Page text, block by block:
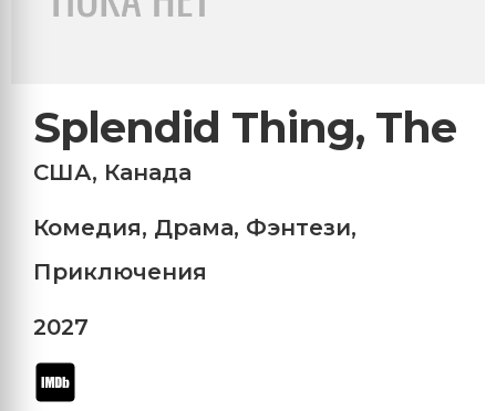
Splendid Thing, The
США, Канада
Комедия, Драма, Фэнтези,
Приключения
2027